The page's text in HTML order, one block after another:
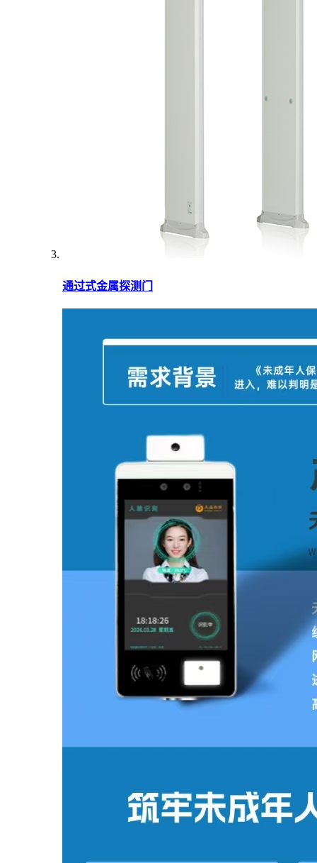
通过式金属探测门